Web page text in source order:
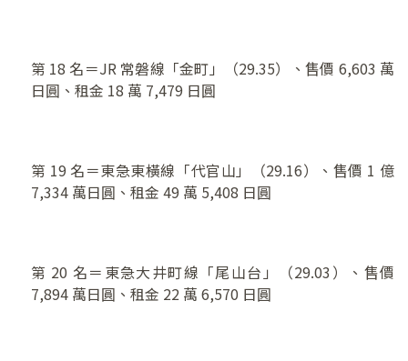
第 18 名＝JR 常磐線「金町」（29.35）、售價 6,603 萬
日圓、租金 18 萬 7,479 日圓
第 19 名＝東急東橫線「代官山」（29.16）、售價 1 億
7,334 萬日圓、租金 49 萬 5,408 日圓
第 20 名＝東急大井町線「尾山台」（29.03）、售價
7,894 萬日圓、租金 22 萬 6,570 日圓